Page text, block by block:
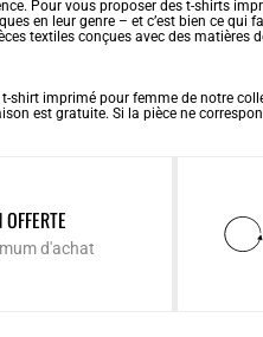
Pour vous proposer des t-shirts
en leur genre – et c’est bien ce qui
textiles conçues avec des matières
shirt imprimé pour femme de notre
est gratuite. Si la pièce ne
d'achat